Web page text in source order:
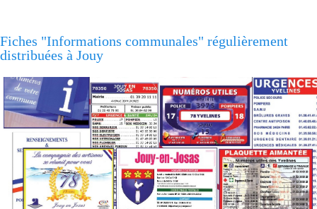
Fiches "Informations communales" régulièrement
distribuées à Jouy